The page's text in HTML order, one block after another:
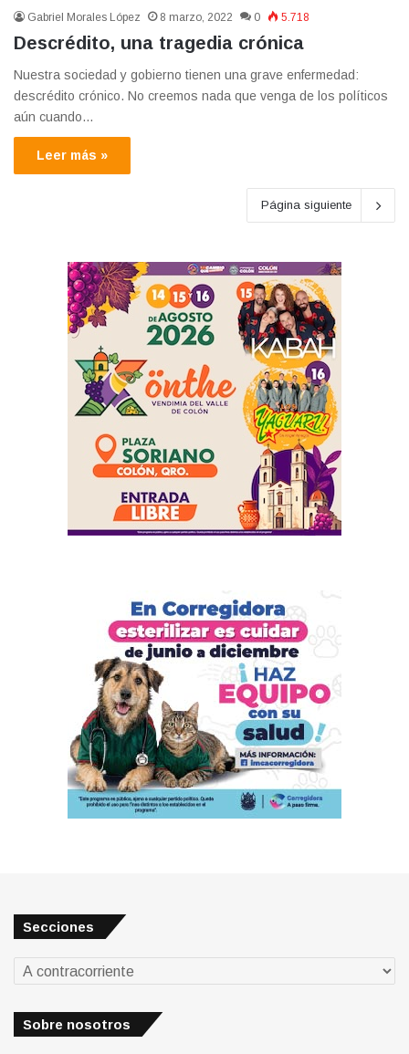
Gabriel Morales López 8 marzo, 2022 0 5.718
Descrédito, una tragedia crónica
Nuestra sociedad y gobierno tienen una grave enfermedad:
descrédito crónico. No creemos nada que venga de los políticos
aún cuando…
Leer más »
Página siguiente
Secciones
Secciones
Sobre nosotros